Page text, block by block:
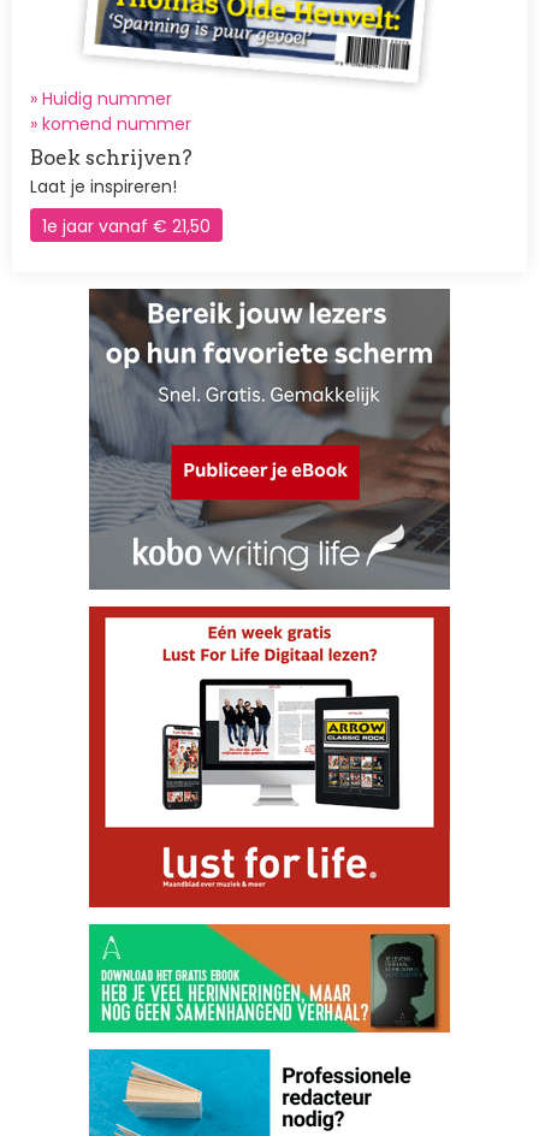
» Huidig nummer
» komend nummer
Boek schrijven?
Laat je inspireren!
1e jaar vanaf € 21,50